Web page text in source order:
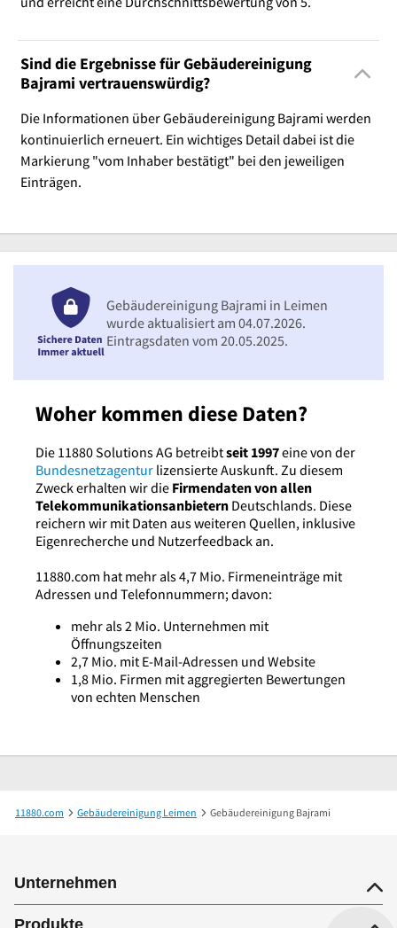
Sind die Ergebnisse für Gebäudereinigung
Bajrami vertrauenswürdig?
Die Informationen über Gebäudereinigung Bajrami werden
kontinuierlich erneuert. Ein wichtiges Detail dabei ist die
Markierung "vom Inhaber bestätigt" bei den jeweiligen
Einträgen.
Woher kommen diese Daten?
Die 11880 Solutions AG betreibtseit 1997eine von der
Bundesnetzagentur lizensierte Auskunft. Zu diesem
Zweck erhalten wir die Firmendaten von allen
Telekommunikationsanbietern Deutschlands. Diese
reichern wir mit Daten aus weiteren Quellen, inklusive
Eigenrecherche und Nutzerfeedback an.
11880.com hat mehr als 4,7 Mio. Firmeneinträge mit
Adressen und Telefonnummern; davon:
mehr als 2 Mio. Unternehmen mit
Öffnungszeiten
2,7 Mio. mit E-Mail-Adressen und Website
1,8 Mio. Firmen mit aggregierten Bewertungen
von echten Menschen
Gebäudereinigung Bajrami in Leimen
wurde aktualisiert am 04.07.2026.
Eintragsdaten vom 20.05.2025.
11880.com Gebäudereinigung Leimen Gebäudereinigung Bajrami
Unternehmen